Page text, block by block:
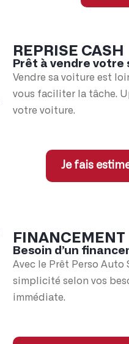
REPRISE CASH
Prêt à vendre votre
Vendre sa voiture est
vous faciliter la tâche.
votre voiture.
Je fais
FINANCEMENT
Besoin d’un
Avec le Prêt Perso
simplicité selon vos
immédiate.